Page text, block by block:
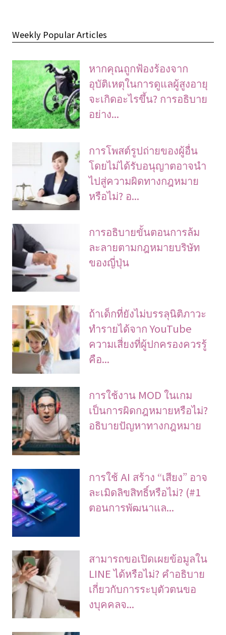
Weekly Popular Articles
หากคุณถูกฟ้องร้องจาก
อุบัติเหตุในการดูแลผู้สูงอายุ
จะเกิดอะไรขึ้น? การอธิบาย
อย่าง...
การโพสต์รูปถ่ายของผู้อื่น
โดยไม่ได้รับอนุญาตอาจนํา
ไปสู่ความผิดทางกฎหมาย
หรือไม่? อ...
การอธิบายขั้นตอนการล้ม
ละลายตามกฎหมายบริษัท
ของญี่ปุ่น
ถ้าเด็กที่ยังไม่บรรลุนิติภาวะ
ทำรายได้จาก YouTube
ความเสี่ยงที่ผู้ปกครองควรรู้
คือ...
การใช้งาน MOD ในเกม
เป็นการผิดกฎหมายหรือไม่?
อธิบายปัญหาทางกฎหมาย
การใช้ AI สร้าง “เสียง” อาจ
ละเมิดลิขสิทธิ์หรือไม่? (#1
ตอนการพัฒนาแล...
สามารถขอเปิดเผยข้อมูลใน
LINE ได้หรือไม่? คําอธิบาย
เกี่ยวกับการระบุตัวตนขอ
งบุคคลจ...